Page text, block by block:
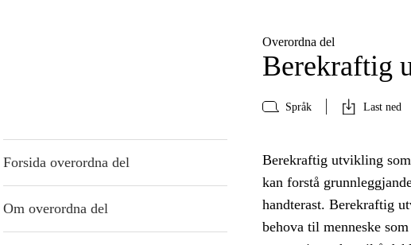
Overordna del
Berekraftig
Språk Last ned
Forsida overordna del
Om overordna del
Berekraftig utvikling
kan forstå
handterast. Berekraftig
behova til menneske